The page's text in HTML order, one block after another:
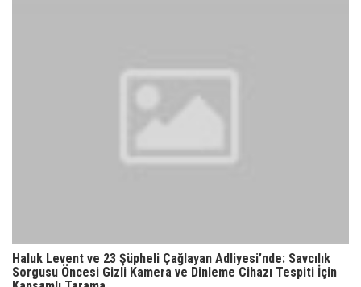
Haluk Levent ve 23 Şüpheli Çağlayan Adliyesi’nde: Savcılık
Sorgusu Öncesi Gizli Kamera ve Dinleme Cihazı Tespiti İçin